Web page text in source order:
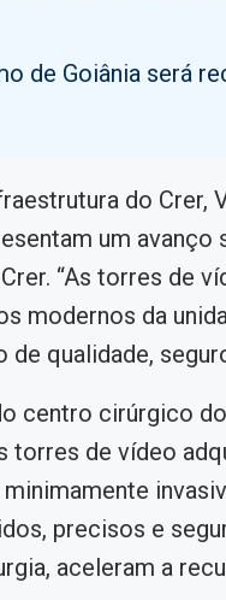
de Goiânia será
do Crer,
um
“As torres de
modernos da
qualidade,
centro cirúrgico
torres de vídeo
precisos e
aceleram a